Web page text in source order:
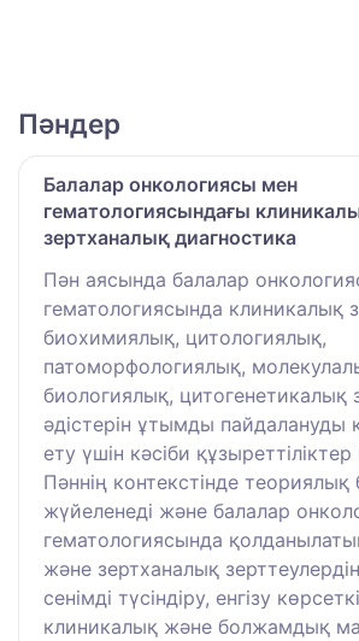
Пәндер
Балалар онкологиясы мен
гематологиясындағы
зертханалық диагностика
Пән аясында балалар
гематологиясында клиникалық
биохимиялық, цитологиялық,
патоморфологиялық,
биологиялық, цитогенетикалық
әдістерін ұтымды пайдалануды
ету үшін кәсіби
Пәннің контекстінде теориялық
жүйеленеді және балалар
гематологиясында
және зертханалық
сенімді түсіндіру, енгізу
клиникалық және болжамдық